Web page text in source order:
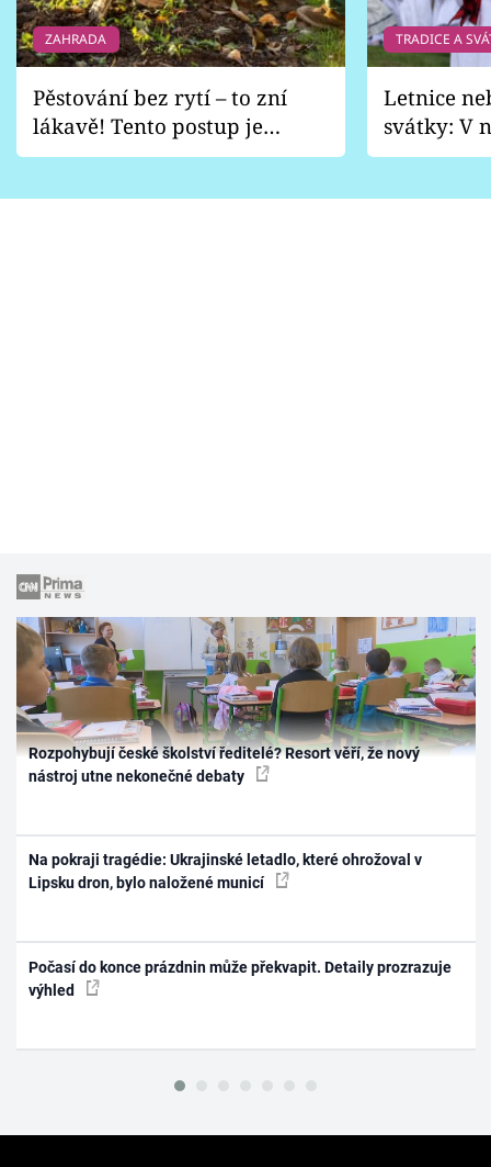
ZAHRADA
Pěstování bez rytí – to zní
lákavě! Tento postup je
vhodný jen pro některé
TRADICE A
Letnice
svátky: V
pondělí
Rozpohybují české školství ředitelé? Resort věří, že nový
nástroj utne nekonečné debaty
Na pokraji tragédie: Ukrajinské letadlo, které ohrožoval v
Lipsku dron, bylo naložené municí
Počasí do konce prázdnin může překvapit. Detaily prozrazuje
výhled